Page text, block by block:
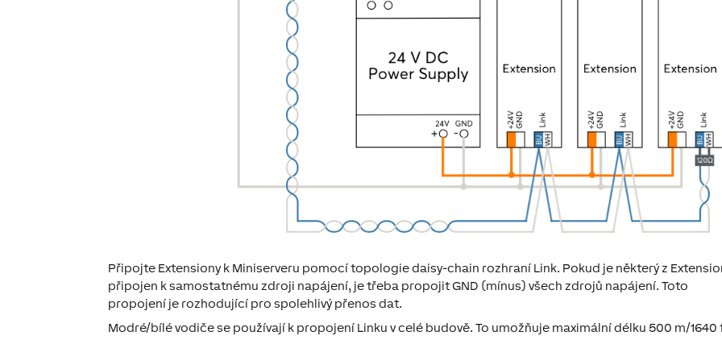
Připojte Extensiony k Miniserveru pomocí topologie daisy-chain rozhraní Link. Pokud je některý z
připojen k samostatnému zdroji napájení, je třeba propojit GND (mínus) všech zdrojů napájení. Toto
propojení je rozhodující pro spolehlivý přenos dat.
Modré/bílé vodiče se používají k propojení Linku v celé budově. To umožňuje maximální délku 500 m/1640